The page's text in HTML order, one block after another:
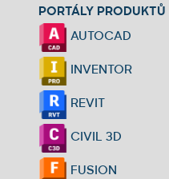
PORTÁLY PRODUKTŮ
AUTOCAD
INVENTOR
REVIT
CIVIL 3D
FUSION